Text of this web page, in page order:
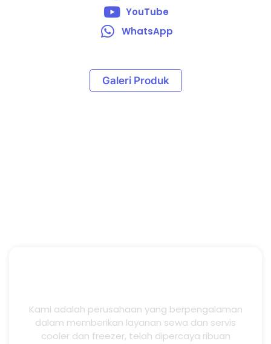
YouTube
WhatsApp
Galeri Produk
Kami adalah perusahaan yang berpengalaman
dalam memberikan layanan sewa dan servis
cooler dan freezer, telah dipercaya ribuan